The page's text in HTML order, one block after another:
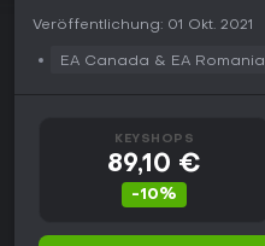
Veröffentlichung: 01 Okt. 2021
EA Canada & EA Romania
KEYSHOPS
89,10 €
-10%